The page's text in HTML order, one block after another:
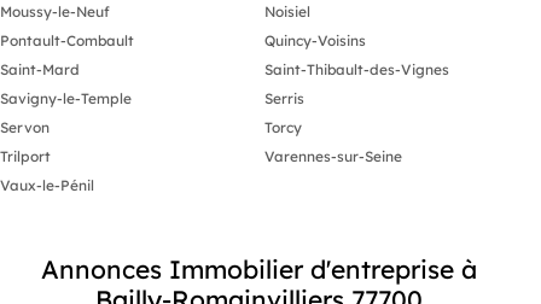
Moussy-le-Neuf
Noisiel
Pontault-Combault
Quincy-Voisins
Saint-Mard
Saint-Thibault-des-Vignes
Savigny-le-Temple
Serris
Servon
Torcy
Trilport
Varennes-sur-Seine
Vaux-le-Pénil
Annonces Immobilier d'entreprise à